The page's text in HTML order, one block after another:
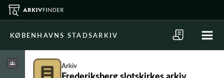
KØBENHAVNS STADSARKIV
Arkiv